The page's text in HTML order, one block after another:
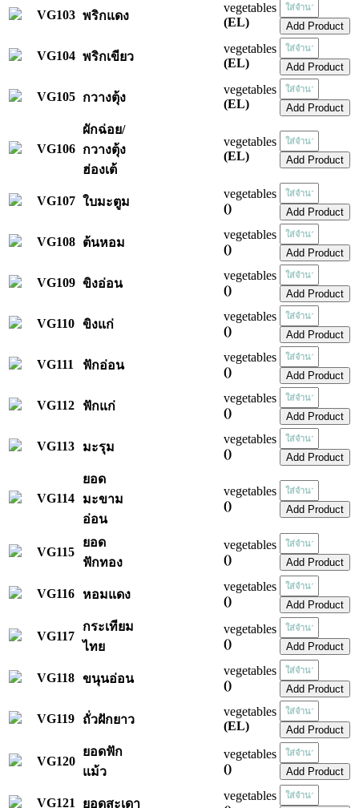
VG103 พริกแดง
vegetables
(EL)
VG104 พริกเขียว
vegetables
(EL)
VG105 กวางตุ้ง
vegetables
(EL)
VG106
ผักฉ่อย/
กวางตุ้ง
ฮ่องเต้
vegetables
(EL)
VG107 ใบมะตูม
vegetables
()
VG108 ต้นหอม
vegetables
()
VG109 ขิงอ่อน
vegetables
()
VG110 ขิงแก่
vegetables
()
VG111 ฟักอ่อน
vegetables
()
VG112 ฟักแก่
vegetables
()
VG113 มะรุม
vegetables
()
VG114
ยอด
มะขาม
อ่อน
vegetables
()
VG115
ยอด
ฟักทอง
vegetables
()
VG116 หอมแดง
vegetables
()
VG117
กระเทียม
ไทย
vegetables
()
VG118 ขนุนอ่อน
vegetables
()
VG119 ถั่วฝักยาว
vegetables
(EL)
VG120
ยอดฟัก
แม้ว
vegetables
()
VG121 ยอดสะเดา
vegetables